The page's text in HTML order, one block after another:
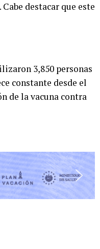
destacar que este
3,850 personas
constante desde el
de la vacuna contra